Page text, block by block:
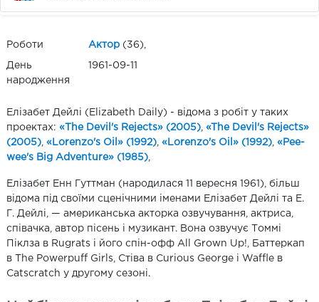
Роботи Актор (36),
День
народження
1961-09-11
Елізабет Дейлі (Elizabeth Daily) - відома з робіт у таких
проектах: «The Devil's Rejects» (2005) «The Devil's Rejects»
(2005) «Lorenzo's Oil» (1992) «Lorenzo's Oil» (1992) «Pee-
wee's Big Adventure» (1985)
Елізабет Енн Гуттман (народилася 11 вересня 1961), більш
відома під своїми сценічними іменами Елізабет Дейлі та Е.
Г. Дейлі, — американська акторка озвучування, актриса,
співачка, автор пісень і музикант. Вона озвучує Томмі
Піклза в Rugrats і його спін-офф All Grown Up!, Баттеркап
в The Powerpuff Girls, Стіва в Curious George і Waffle в
Catscratch у другому сезоні.